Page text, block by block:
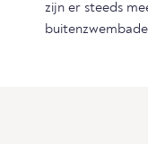
zijn er steeds